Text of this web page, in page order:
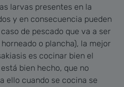
larvas presentes en la
y en consecuencia pueden
caso de pescado que va a ser
o plancha), la mejor
es cocinar bien el
bien hecho, que no
ello cuando se cocina se